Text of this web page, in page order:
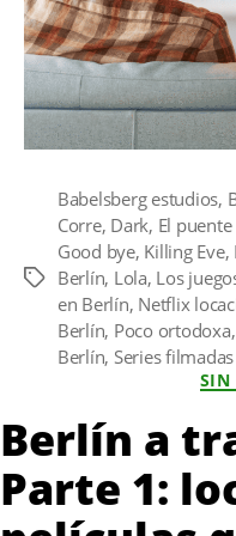
Etiquetas
Babelsberg estudios,
Corre, Dark, El
Good bye, Killing Eve,
Berlín, Lola, Los
en Berlín, Netflix
Berlín, Poco ortodoxa,
Berlín, Series
SIN
Berlín a
Parte 1: